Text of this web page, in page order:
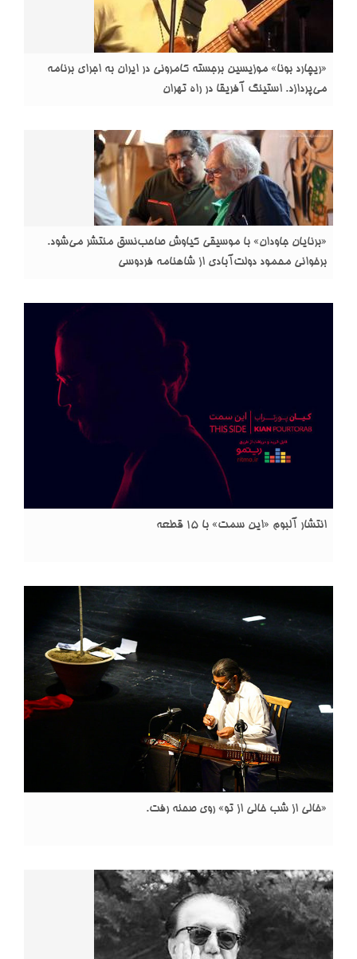
«ریچارد بونا» موزیسین برجسته کامرونی در ایران به اجرای برنامه
می‌پردازد. استینگ آفریقا در راه تهران
«برنایان جاودان» با موسیقی کیاوش صاحب‌نسق منتشر می‌شود.
برخوانی محمود دولت‌آبادی از شاهنامه فردوسی
انتشار آلبوم «این سمت» با ۱۵ قطعه
«خالی از شب خالی از تو» روی صحنه رفت.